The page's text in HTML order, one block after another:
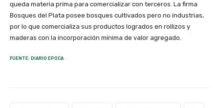
queda materia prima para comercializar con terceros. La firma
Bosques del Plata posee bosques cultivados pero no industrias,
por lo que comercializa sus productos logrados en rollizos y
maderas con la incorporación mínima de valor agregado.
FUENTE: DIARIO EPOCA